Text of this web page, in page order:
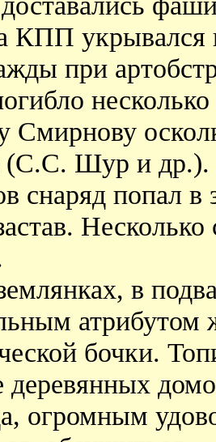
КПП укрывался
при
Смирнову
(С.С. Шур и др.).
снаряд попал в
в
атрибутом
бочки.
деревянных
огромным